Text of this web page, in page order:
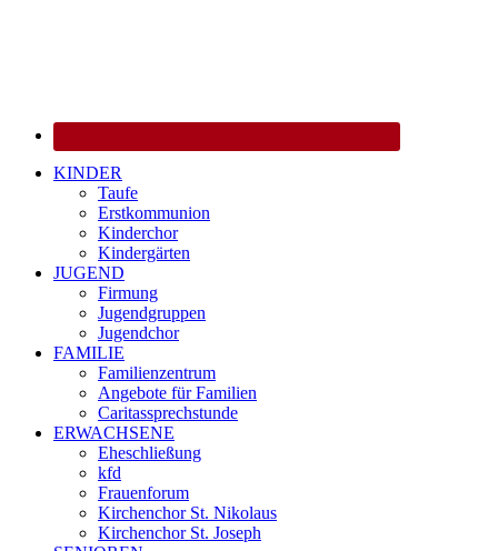
KINDER
Taufe
Erstkommunion
Kinderchor
Kindergärten
JUGEND
Firmung
Jugendgruppen
Jugendchor
FAMILIE
Familienzentrum
Angebote für Familien
Caritassprechstunde
ERWACHSENE
Eheschließung
kfd
Frauenforum
Kirchenchor St. Nikolaus
Kirchenchor St. Joseph